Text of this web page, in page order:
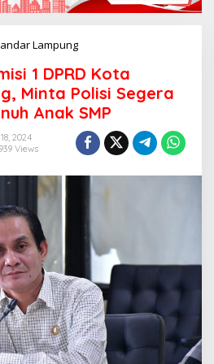
Lampung
k
i
K
e
t
a
1
D
P
R
D
K
1 DPRD Kota
Minta Polisi Segera
Anak SMP
2024
Views